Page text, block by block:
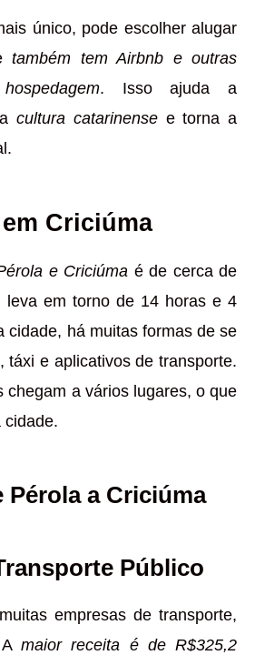
único, pode escolher alugar
também tem Airbnb e outras
. Isso ajuda a
acultura catarinensee torna a
Criciúma
e Criciúma é de cerca de
leva em torno de 14 horas e 4
cidade, há muitas formas de se
táxi e aplicativos de transporte.
chegam a vários lugares, o que
cidade.
Pérola a Criciúma
Público
empresas de transporte,
Amaior receita é de R$325,2